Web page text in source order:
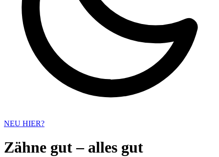
NEU HIER?
Zähne gut – alles gut